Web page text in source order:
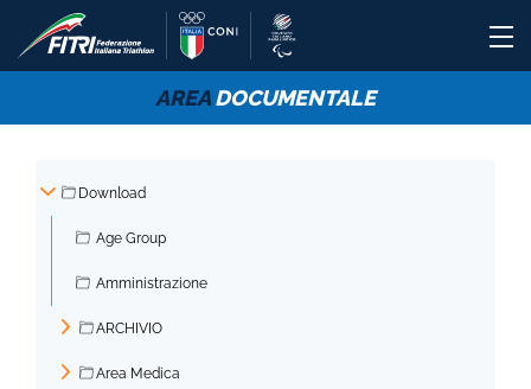
AREADOCUMENTALE
Download
Age Group
Amministrazione
►
ARCHIVIO
Area Medica